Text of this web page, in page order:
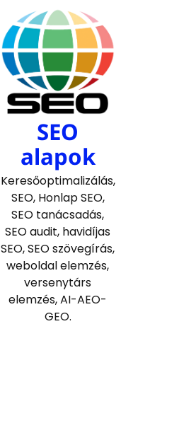
SEO
alapok
Keresőoptimalizálás,
SEO, Honlap SEO,
SEO tanácsadás,
SEO audit, havidíjas
SEO, SEO szövegírás,
weboldal elemzés,
versenytárs
elemzés, AI-AEO-
GEO.